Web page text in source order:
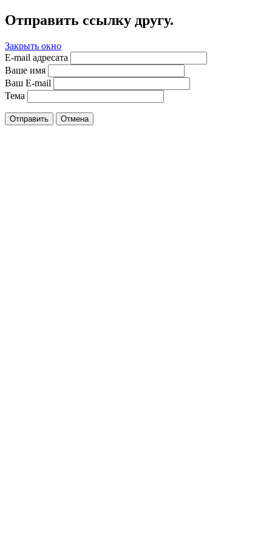
Отправить ссылку другу.
Закрыть окно
E-mail адресата
Ваше имя
Ваш E-mail
Тема
Отправить Отмена